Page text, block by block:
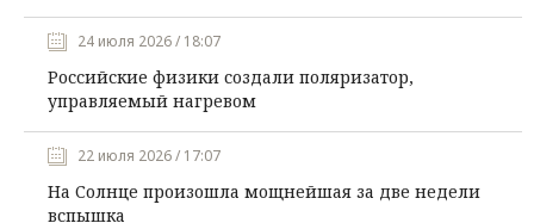
24 июля 2026 / 18:07
Российские физики создали поляризатор,
управляемый нагревом
22 июля 2026 / 17:07
На Солнце произошла мощнейшая за две недели
вспышка